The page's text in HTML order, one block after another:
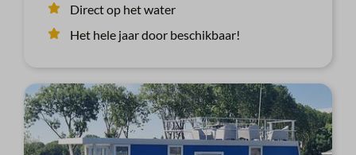
Direct op het water
Het hele jaar door beschikbaar!